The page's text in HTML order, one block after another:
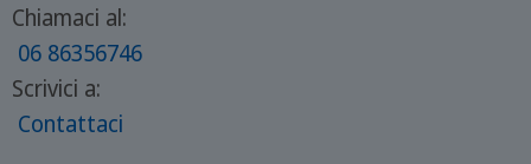
Chiamaci al:
06 86356746
Scrivici a:
Contattaci